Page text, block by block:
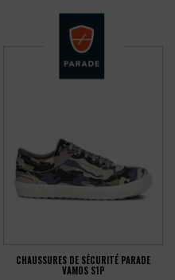
CHAUSSURES DE SÉCURITÉ PARADE
VAMOS S1P